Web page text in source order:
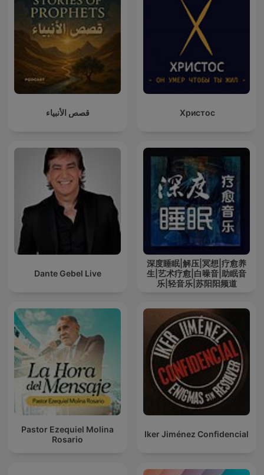
قصص الأنبياء Христос
Dante Gebel Live
深度睡眠|解压|冥想|疗愈养
生|艺术疗愈|白噪音|助眠音
乐|轻音乐|苏阳阳频道
Pastor Ezequiel Molina
Rosario
Iker Jiménez Confidencial